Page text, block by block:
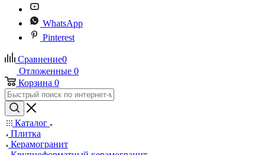
WhatsApp
Pinterest
Сравнение0
Отложенные 0
Корзина 0
Каталог
Плитка
Керамогранит